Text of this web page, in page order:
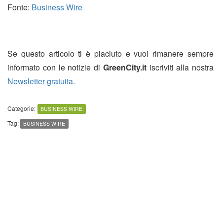
Fonte: Business Wire
Se questo articolo ti è piaciuto e vuoi rimanere sempre
informato con le notizie di GreenCity.itiscriviti alla nostra
Newsletter gratuita.
Categorie: BUSINESS WIRE
Tag: BUSINESS WIRE